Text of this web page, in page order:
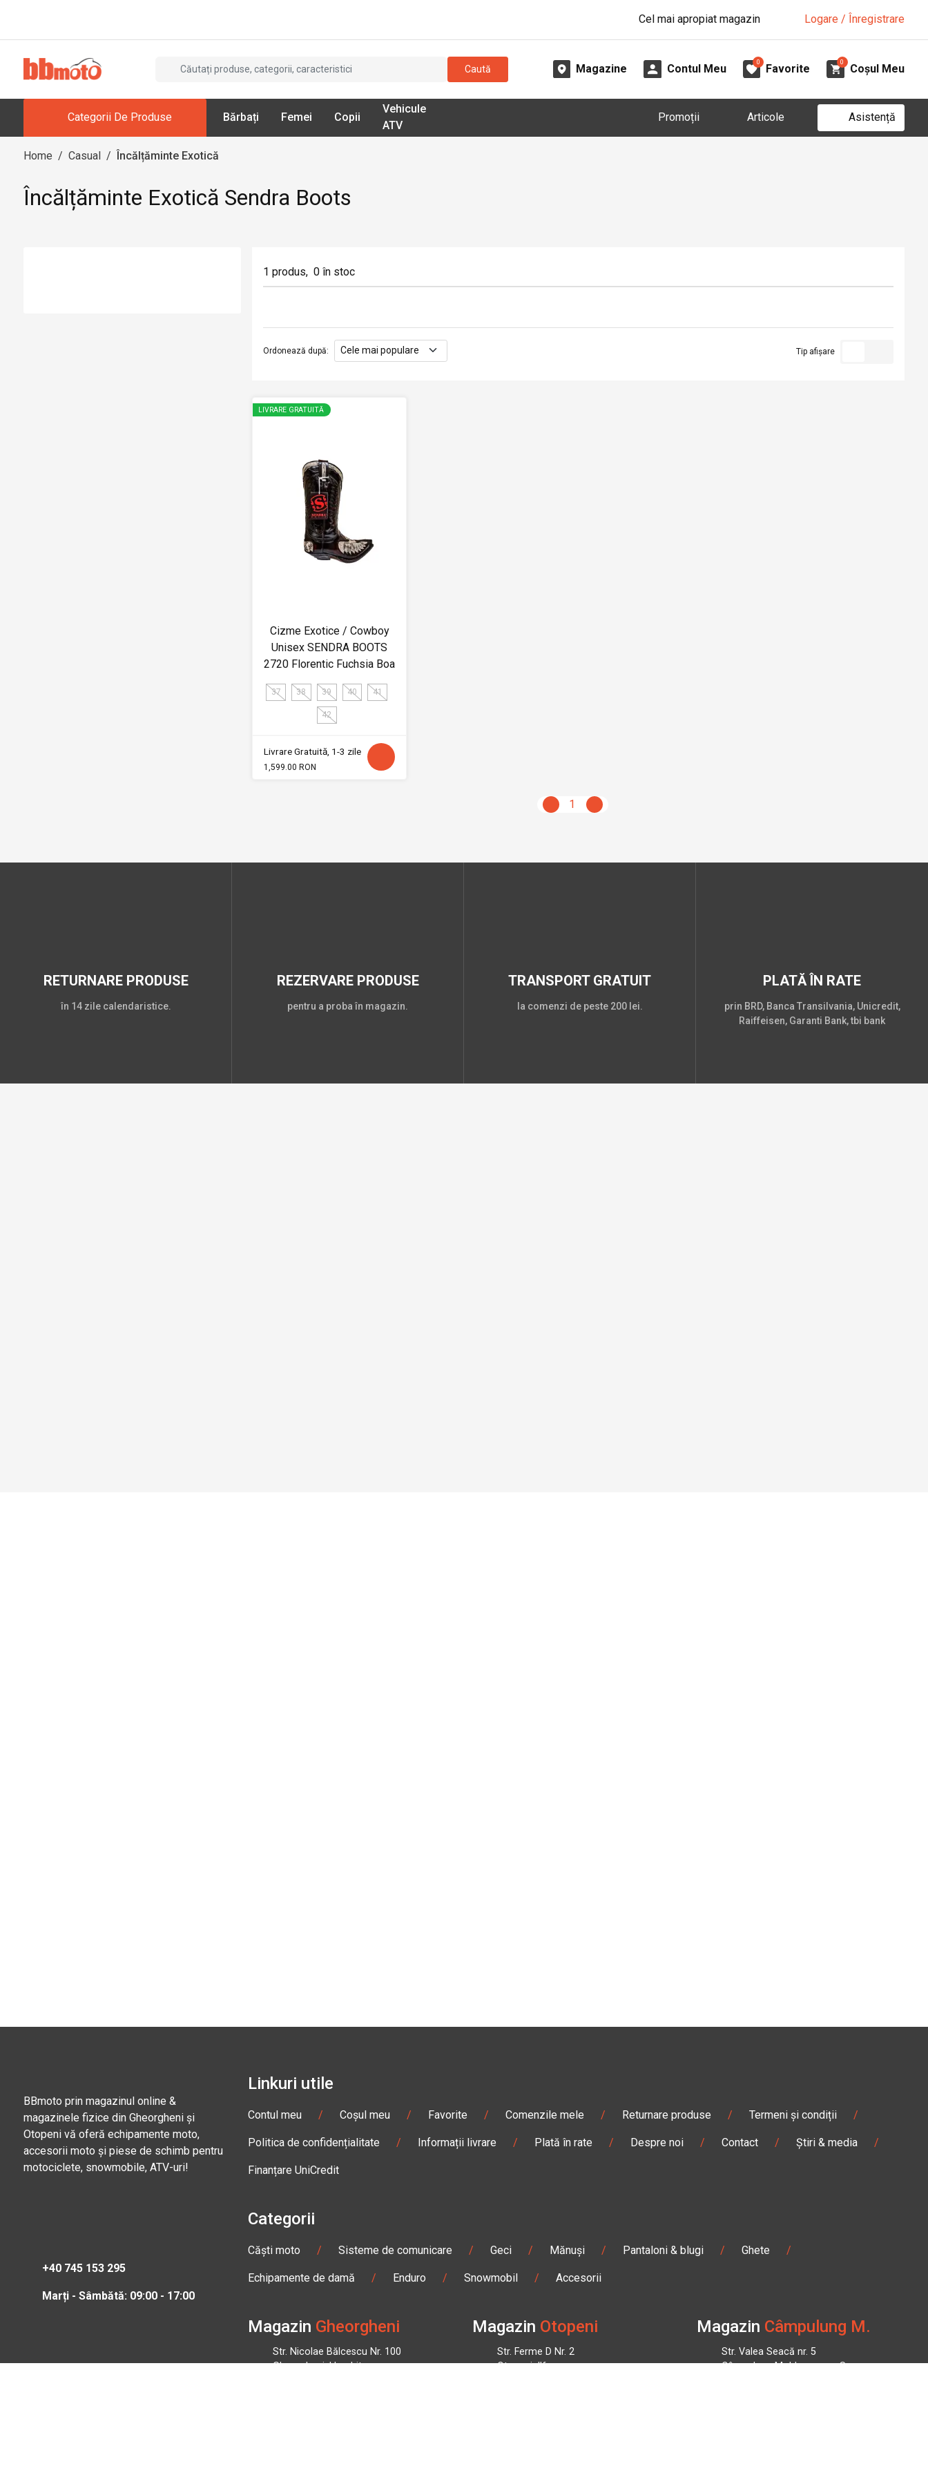
Cel mai apropiat magazin Logare / Înregistrare
Caută Magazine Contul Meu
0
Favorite
0
Coșul Meu
Categorii De Produse Bărbați Femei Copii
Vehicule
ATV
Promoții Articole Asistență
Home / Casual / Încălțăminte Exotică
Încălțăminte Exotică Sendra Boots
1 produs, 0 în stoc
Ordonează după: Tip afișare
LIVRARE GRATUITĂ
Cizme Exotice / Cowboy
Unisex SENDRA BOOTS
2720 Florentic Fuchsia Boa
37 38 39 40 41
42
Livrare Gratuită, 1-3 zile
1,599.00 RON
1
RETURNARE PRODUSE
în 14 zile calendaristice.
REZERVARE PRODUSE
pentru a proba în magazin.
TRANSPORT GRATUIT
la comenzi de peste 200 lei.
PLATĂ ÎN RATE
prin BRD, Banca Transilvania, Unicredit,
Raiffeisen, Garanti Bank, tbi bank
BBmoto prin magazinul online &
magazinele fizice din Gheorgheni și
Otopeni vă oferă echipamente moto,
accesorii moto și piese de schimb pentru
motociclete, snowmobile, ATV-uri!
+40 745 153 295
Marți - Sâmbătă: 09:00 - 17:00
Linkuri utile
Contul meu / Coșul meu / Favorite / Comenzile mele / Returnare produse / Termeni și condiții /
Politica de confidențialitate / Informații livrare / Plată în rate / Despre noi / Contact / Știri & media /
Finanțare UniCredit
Categorii
Căști moto / Sisteme de comunicare / Geci / Mănuși / Pantaloni & blugi / Ghete /
Echipamente de damă / Enduro / Snowmobil / Accesorii
Magazin Gheorgheni
Str. Nicolae Bălcescu Nr. 100
Gheorgheni, Harghita
Magazin Otopeni
Str. Ferme D Nr. 2
Otopeni, Ilfov
Magazin Câmpulung M.
Str. Valea Seacă nr. 5
Câmpulung Moldovenesc, Suceava